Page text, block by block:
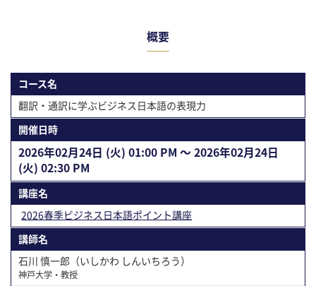
概要
コース名
翻訳・通訳に学ぶビジネス日本語の表現力
開催⽇時
2026年02⽉24⽇ (火) 01:00 PM 〜 2026年02⽉24⽇
(火) 02:30 PM
講座名
2026春季ビジネス日本語ポイント講座
講師名
石川 慎一郎（いしかわ しんいちろう）
神戸大学・教授